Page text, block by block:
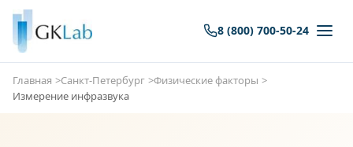
8 (800) 700-50-24
Главная Санкт-Петербург
Физические факторы
Измерение инфразвука